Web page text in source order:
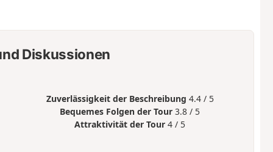
Diskussionen
Zuverlässigkeit der Beschreibung 4.4 / 5
Bequemes Folgen der Tour 3.8 / 5
Attraktivität der Tour 4 / 5